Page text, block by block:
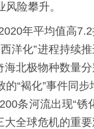
险攀升。
年平均值高
洋化”进程持续
北极物种数量
“褐化”事件同
条河流出现“锈
全球危机的重